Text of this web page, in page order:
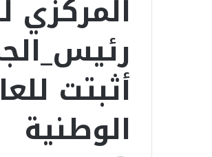
أثبتت
الوطنية